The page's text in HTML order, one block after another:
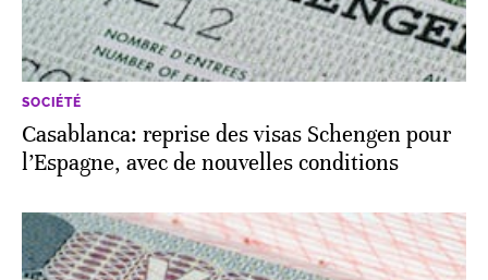
SOCIÉTÉ
Casablanca: reprise des visas Schengen pour
l’Espagne, avec de nouvelles conditions